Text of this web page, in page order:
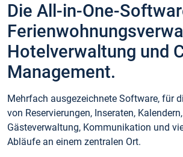
Die All-in-One-
Hotelverwaltung und
Management.
Mehrfach ausgezeichnete Software, für
von Reservierungen, Inseraten,
Gästeverwaltung, Kommunikation und
Abläufe an einem zentralen Ort.